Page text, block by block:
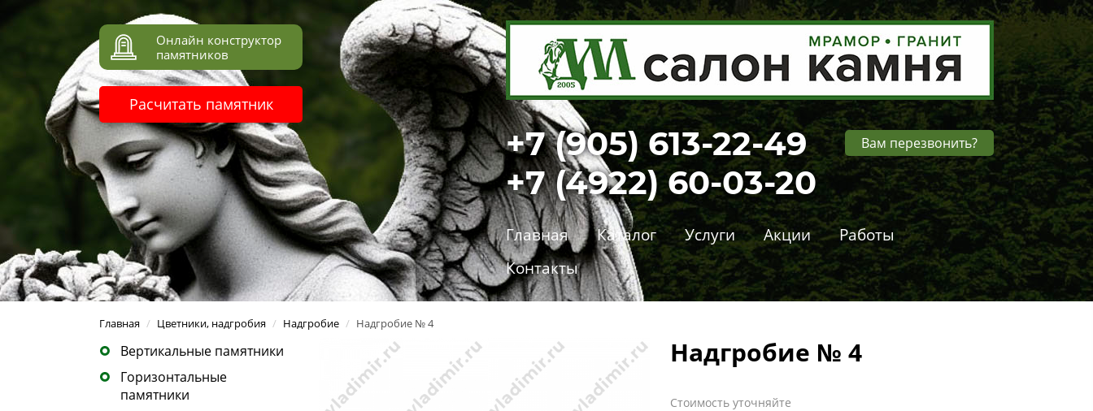
Онлайн конструктор
памятников
Расчитать памятник
+7 (905) 613-22-49
+7 (4922) 60-03-20
Вам перезвонить?
Главная Каталог Услуги Акции
Работы
Контакты
Главная / Цветники, надгробия / Надгробие / Надгробие № 4
Вертикальные памятники
Горизонтальные
памятники
Надгробие № 4
Стоимость уточняйте